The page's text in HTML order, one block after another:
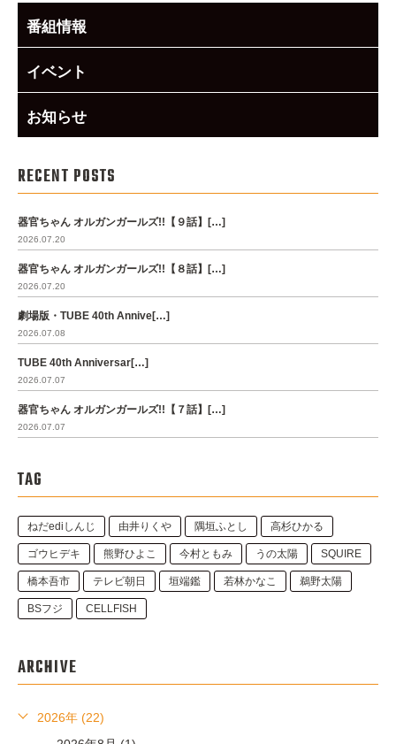
番組情報
イベント
お知らせ
RECENT POSTS
器官ちゃん オルガンガールズ!!【９話】[…]
2026.07.20
器官ちゃん オルガンガールズ!!【８話】[…]
2026.07.20
劇場版・TUBE 40th Annive[…]
2026.07.08
TUBE 40th Anniversar[…]
2026.07.07
器官ちゃん オルガンガールズ!!【７話】[…]
2026.07.07
TAG
ねだediしんじ 由井りくや 隅垣ふとし 高杉ひかる
ゴウヒデキ 熊野ひよこ 今村ともみ うの太陽 SQUIRE
橋本吾市 テレビ朝日 垣端鑑 若林かなこ 鵜野太陽
BSフジ CELLFISH
ARCHIVE
2026年 (22)